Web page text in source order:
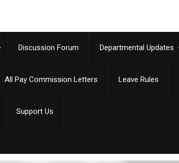
Discussion Forum Departmental Updates
All Pay Commission Letters Leave Rules
Support Us